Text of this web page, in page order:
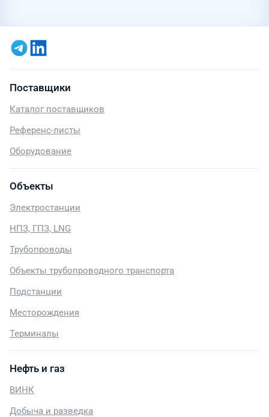
Поставщики
Каталог поставщиков
Референс-листы
Оборудование
Объекты
Электростанции
НПЗ, ГПЗ, LNG
Трубопроводы
Объекты трубопроводного транспорта
Подстанции
Месторождения
Терминалы
Нефть и газ
ВИНК
Добыча и разведка